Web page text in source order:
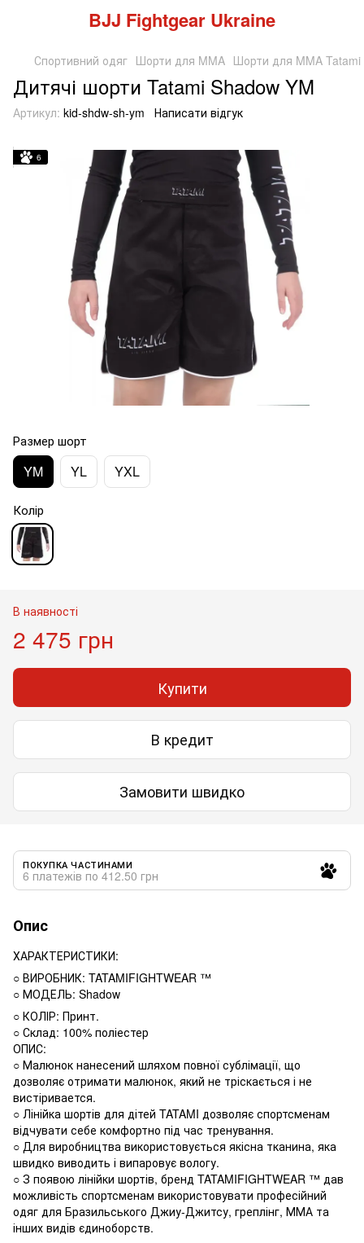
BJJ Fightgear Ukraine
Спортивний одяг Шорти для MMA Шорти для MMA Tatami
Дитячі шорти Tatami Shadow YM
Артикул: kid-shdw-sh-ym Написати відгук
6
Размер шорт
YM YL YXL
Колір
В наявності
2 475 грн
Купити
В кредит
Замовити швидко
ПОКУПКА ЧАСТИНАМИ
6 платежів по 412.50 грн
Опис
ХАРАКТЕРИСТИКИ:
○ ВИРОБНИК: TATAMIFIGHTWEAR ™
○ МОДЕЛЬ: Shadow
○ КОЛІР: Принт.
○ Склад: 100% поліестер
ОПИС:
○ Малюнок нанесений шляхом повної сублімації, що
дозволяє отримати малюнок, який не тріскається і не
вистіривается.
○ Лінійка шортів для дітей TATAMI дозволяє спортсменам
відчувати себе комфортно під час тренування.
○ Для виробництва використовується якісна тканина, яка
швидко виводить і випаровує вологу.
○ З появою лінійки шортів, бренд TATAMIFIGHTWEAR ™ дав
можливість спортсменам використовувати професійний
одяг для Бразильського Джиу-Джитсу, греплінг, ММА та
інших видів єдиноборств.